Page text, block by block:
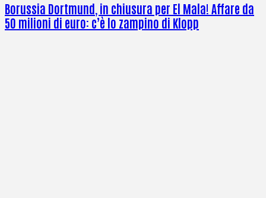
Borussia Dortmund, in chiusura per El Mala! Affare da
50 milioni di euro: c’è lo zampino di Klopp